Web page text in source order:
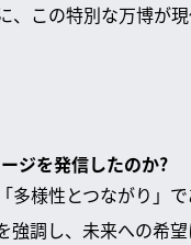
この特別な万博が
ジを発信したのか?
様性とつながり」
調し、未来への希